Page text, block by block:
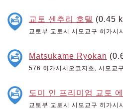
교토 센추리 호텔 (0.45
교토부 교토시 시모교구 히가시
Matsukame Ryokan
576 히가시시오코지초, 시모교
도미 인 프리미엄 교토
교토부 교토시 시모교구 히가시